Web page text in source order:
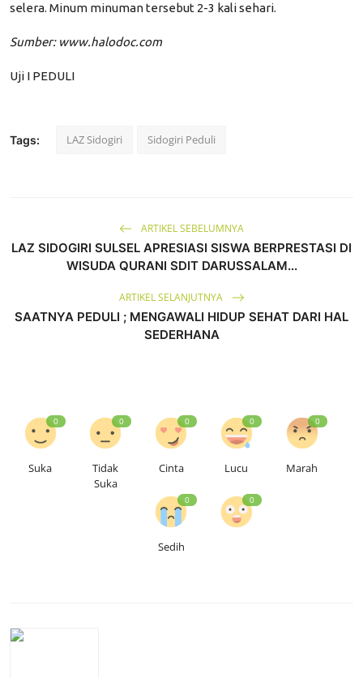
selera. Minum minuman tersebut 2-3 kali sehari.
Sumber: www.halodoc.com
Uji I PEDULI
Tags: LAZ Sidogiri Sidogiri Peduli
ARTIKEL SEBELUMNYA
LAZ SIDOGIRI SULSEL APRESIASI SISWA BERPRESTASI DI
WISUDA QURANI SDIT DARUSSALAM...
ARTIKEL SELANJUTNYA
SAATNYA PEDULI ; MENGAWALI HIDUP SEHAT DARI HAL
SEDERHANA
0
Suka
0
Tidak
Suka
0
Cinta
0
Lucu
0
Marah
0
Sedih
0